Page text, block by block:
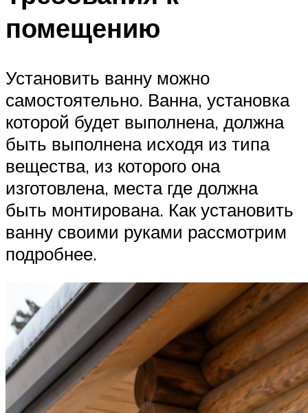
помещению
Установить ванну можно
самостоятельно. Ванна, установка
которой будет выполнена, должна
быть выполнена исходя из типа
вещества, из которого она
изготовлена, места где должна
быть монтирована. Как установить
ванну своими руками рассмотрим
подробнее.